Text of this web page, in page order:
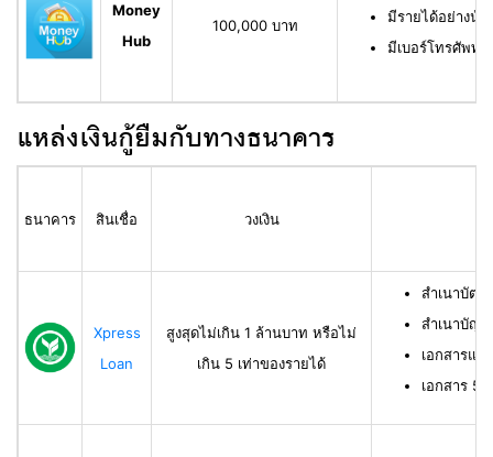
Money
Hub
100,000 บาท
มีรายได้อย่างน้
มีเบอร์โทรศัพท์
แหล่งเงินกู้ยืมกับทางธนาคาร
ธนาคาร สินเชื่อ วงเงิน
Xpress
Loan
สูงสุดไม่เกิน 1 ล้านบาท หรือไม่
เกิน 5 เท่าของรายได้
สำเนาบัตร
สำเนาบัญ
เอกสารแส
เอกสาร